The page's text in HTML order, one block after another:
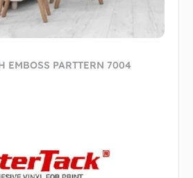
EMBOSS PARTTERN 7004